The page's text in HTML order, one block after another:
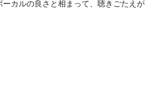
ーカルの良さと相まって、聴きごたえが